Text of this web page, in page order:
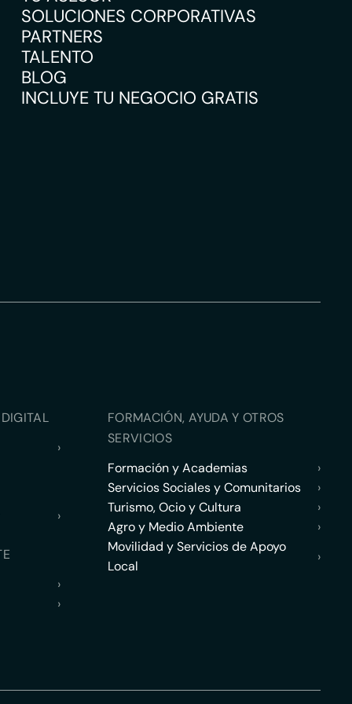
SOLUCIONES CORPORATIVAS
PARTNERS
TALENTO
BLOG
INCLUYE TU NEGOCIO GRATIS
›
›
›
›
FORMACIÓN, AYUDA Y OTROS
SERVICIOS
Formación y Academias
›
Servicios Sociales y Comunitarios
›
Turismo, Ocio y Cultura
›
Agro y Medio Ambiente
›
Movilidad y Servicios de Apoyo
Local
›